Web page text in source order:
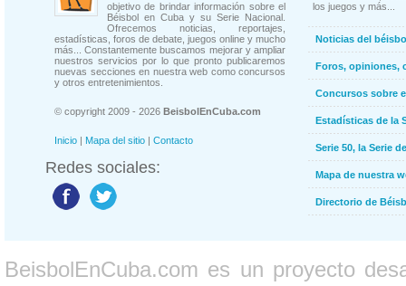
objetivo de brindar información sobre el
Béisbol en Cuba y su Serie Nacional.
Ofrecemos noticias, reportajes,
estadísticas, foros de debate, juegos online y mucho
más... Constantemente buscamos mejorar y ampliar
nuestros servicios por lo que pronto publicaremos
nuevas secciones en nuestra web como concursos
y otros entretenimientos.
© copyright 2009 - 2026 BeisbolEnCuba.com
Inicio | Mapa del sitio | Contacto
Redes sociales:
los juegos y más...
Noticias del
Foros, opiniones,
Concursos sobre
Estadísticas de la
Serie 50, la Serie
Mapa de nuestra
Directorio de
BeisbolEnCuba.com es un proyecto